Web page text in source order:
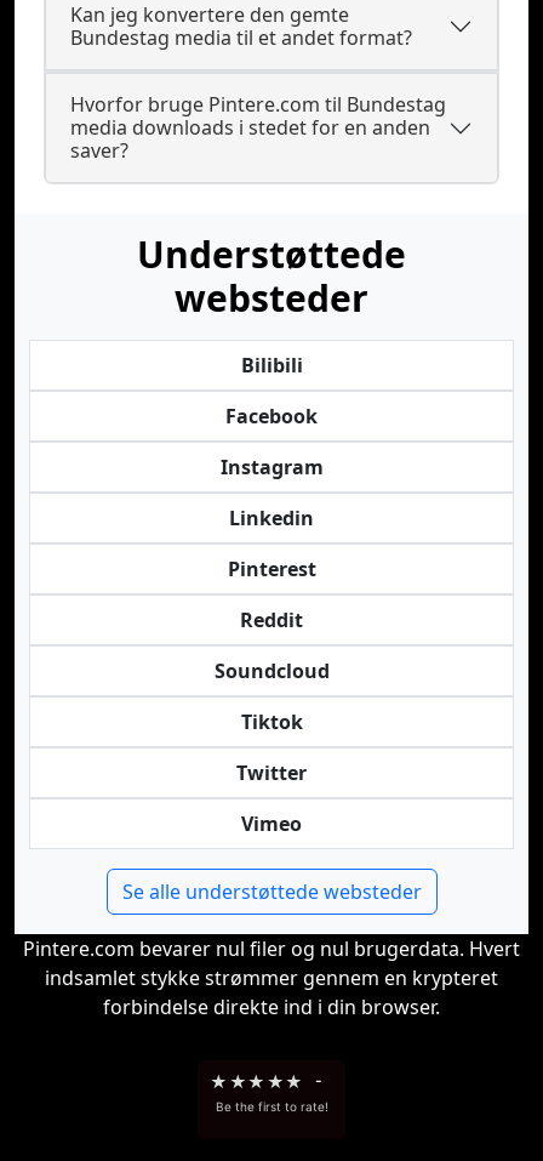
Kan jeg konvertere den gemte
Bundestag media til et andet format?
Hvorfor bruge Pintere.com til Bundestag
media downloads i stedet for en anden
saver?
Understøttede
websteder
Bilibili
Facebook
Instagram
Linkedin
Pinterest
Reddit
Soundcloud
Tiktok
Twitter
Vimeo
Se alle understøttede websteder
Pintere.com bevarer nul filer og nul brugerdata. Hvert
indsamlet stykke strømmer gennem en krypteret
forbindelse direkte ind i din browser.
★ ★★ ★★ -
Be the first to rate!